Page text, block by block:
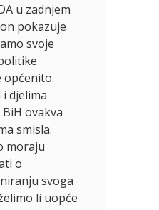
u zadnjem
pokazuje
svoje
općenito.
djelima
ovakva
smisla.
moraju
o
svoga
li uopće